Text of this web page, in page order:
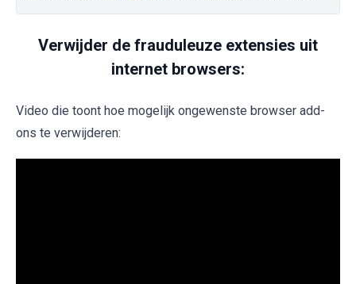
Verwijder de frauduleuze extensies uit
internet browsers:
Video die toont hoe mogelijk ongewenste browser add-
ons te verwijderen: